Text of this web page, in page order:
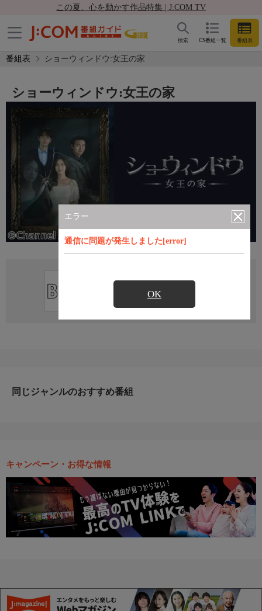
この夏、心を動かす作品特集 | J:COM TV
CS番組一覧 番組表
検索
番組表 ショーウィンドウ:女王の家
エラー
通信に問題が発生しました[error]
OK
ショーウィンドウ:女王の家
直近の放送予定はありません
同じジャンルのおすすめ番組
キャンペーン・お得な情報